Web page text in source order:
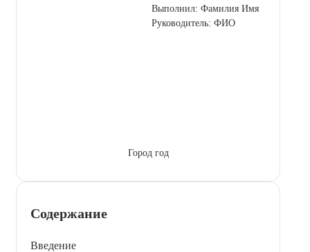
Выполнил: Фамилия Имя
Руководитель: ФИО
Город год
Содержание
Введение